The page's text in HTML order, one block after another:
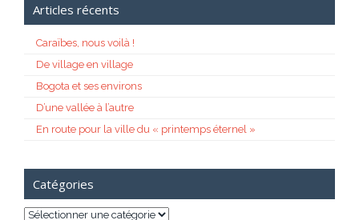
Articles récents
Caraïbes, nous voilà !
De village en village
Bogota et ses environs
D’une vallée à l’autre
En route pour la ville du « printemps éternel »
Catégories
Catégories